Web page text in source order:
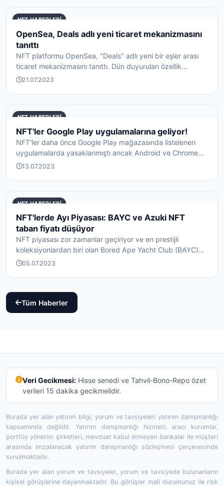
NFT HABERLERI
OpenSea, Deals adlı yeni ticaret mekanizmasını
tanıttı
NFT platformu OpenSea, "Deals" adlı yeni bir eşler arası
ticaret mekanizmasını tanıttı. Dün duyurulan özellik...
21.07.2023
NFT HABERLERI
NFT'ler Google Play uygulamalarına geliyor!
NFT'ler daha önce Google Play mağazasında listelenen
uygulamalarda yasaklanmıştı ancak Android ve Chrome
OS'd...
13.07.2023
NFT HABERLERI
NFT'lerde Ayı Piyasası: BAYC ve Azuki NFT
taban fiyatı düşüyor
NFT piyasası zor zamanlar geçiriyor ve en prestijli
koleksiyonlardan biri olan Bored Ape Yacht Club (BAYC)
da...05.07.2023
Tüm Haberler
Veri Gecikmesi:Hisse senedi ve Tahvil-Bono-Repo özet
verileri 15 dakika gecikmelidir.
Burada yer alan yatırım bilgi, yorum ve tavsiyeleri yatırım danışmanlığı
kapsamında değildir. Yatırım danışmanlığı hizmeti; aracı kurumlar,
portföy yönetim şirketleri, mevduat kabul etmeyen bankalar ile müşteri
arasında imzalanacak yatırım danışmanlığı sözleşmesi çerçevesinde
sunulmaktadır.
Burada yer alan yorum ve tavsiyeler, yorum ve tavsiyede bulunanların
kişisel görüşlerine dayanmaktadır. Bu görüşler mali durumunuz ile risk